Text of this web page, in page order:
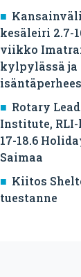
kesäleiri 2.7-
viikko
kylpylässä ja
Rotary
Institute,
17-18.6
Saimaa
Kiitos
tuestanne